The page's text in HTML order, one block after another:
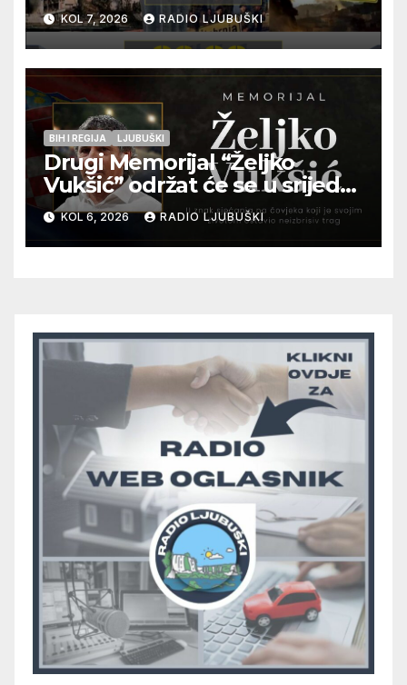
pogibije generala Blaža
Kraljevića i osmorice
pripadnika HOS-a
KOL 7, 2026 RADIO LJUBUŠKI
BIH I REGIJA LJUBUŠKI
Drugi Memorijal “Željko
Vukšić” održat će se u srijedu
12. kolovoza u Otoku
KOL 6, 2026 RADIO LJUBUŠKI